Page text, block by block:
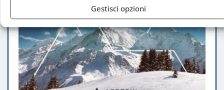
Gestisci opzioni